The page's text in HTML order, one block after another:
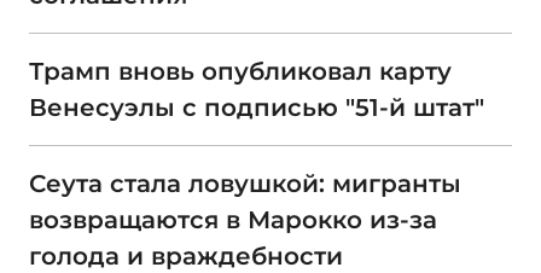
Трамп вновь опубликовал карту
Венесуэлы с подписью "51-й штат"
Сеута стала ловушкой: мигранты
возвращаются в Марокко из-за
голода и враждебности